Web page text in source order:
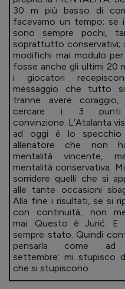
30 m più basso di
facevamo un tempo; se
sono sempre pochi,
soprattutto conservativi;
modifichi mai modulo per
fosse anche gli ultimi 20
i giocatori
messaggio che tutto
tranne avere coraggio,
cercare i 3
convinzione. L’Atalanta
ad oggi è lo
allenatore che non
mentalità vincente,
mentalità conservativa.
sorridere quelli che si
alle tante occasioni
Alla fine i risultati, se si
con continuità, non
mai. Questo è Jurić. E
sempre stato. Quindi
pensarla come ad
settembre: mi stupisco
che si stupiscono.